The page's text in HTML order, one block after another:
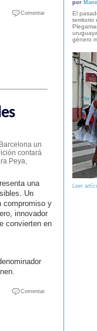
Comentar
un
contará
Peya,
una
Un
compromiso y
innovador
convierten en
Comentar
por
El
territorio
género
Leer